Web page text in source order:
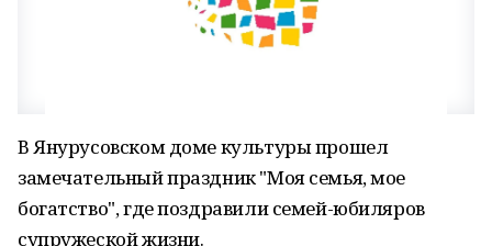
В Янурусовском доме культуры прошел
замечательный праздник "Моя семья, мое
богатство", где поздравили семей-юбиляров
супружеской жизни.